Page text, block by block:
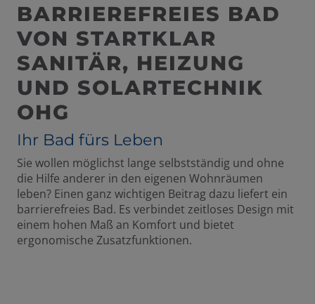
BARRIEREFREIES BAD
VON STARTKLAR
SANITÄR, HEIZUNG
UND SOLARTECHNIK
OHG
Ihr Bad fürs Leben
Sie wollen möglichst lange selbstständig und ohne
die Hilfe anderer in den eigenen Wohnräumen
leben? Einen ganz wichtigen Beitrag dazu liefert ein
barrierefreies Bad. Es verbindet zeitloses Design mit
einem hohen Maß an Komfort und bietet
ergonomische Zusatzfunktionen.